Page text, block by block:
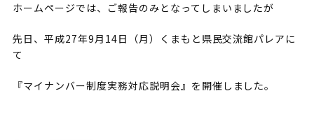
ホームページでは、ご報告のみとなってしまいましたが
先日、平成27年9月14日（月）くまもと県民交流館パレアに
て
『マイナンバー制度実務対応説明会』を開催しました。